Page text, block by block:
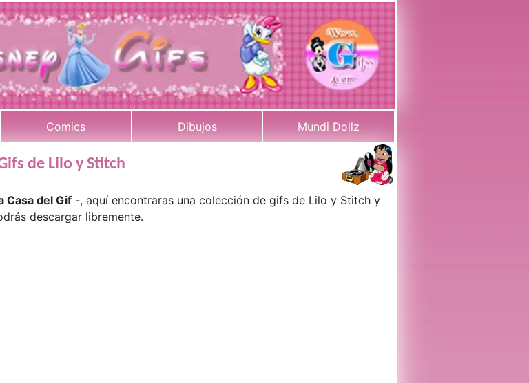
Comics Dibujos Mundi Dollz
de Lilo y Stitch
Casa del Gif -, aquí encontraras una colección de gifs de Lilo y Stitch y
descargar libremente.